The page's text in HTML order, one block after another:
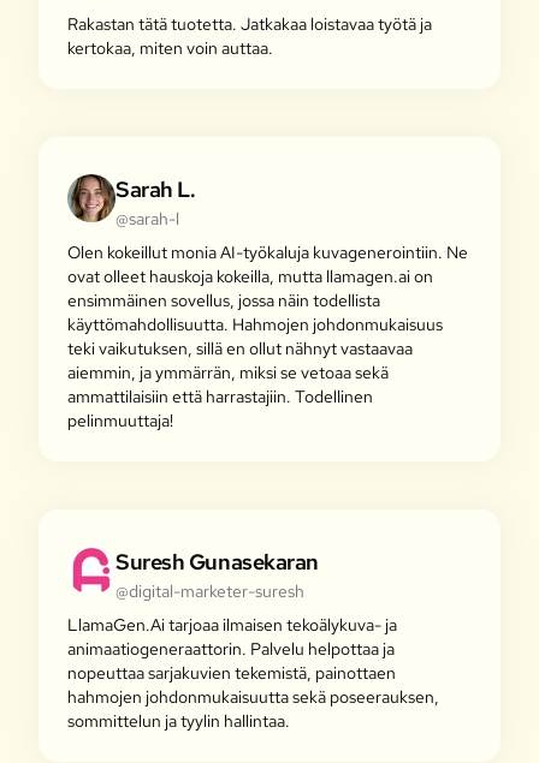
Rakastan tätä tuotetta. Jatkakaa loistavaa työtä ja
kertokaa, miten voin auttaa.
Sarah L.
@sarah-l
Olen kokeillut monia AI-työkaluja kuvagenerointiin. Ne
ovat olleet hauskoja kokeilla, mutta llamagen.ai on
ensimmäinen sovellus, jossa näin todellista
käyttömahdollisuutta. Hahmojen johdonmukaisuus
teki vaikutuksen, sillä en ollut nähnyt vastaavaa
aiemmin, ja ymmärrän, miksi se vetoaa sekä
ammattilaisiin että harrastajiin. Todellinen
pelinmuuttaja!
Suresh Gunasekaran
@digital-marketer-suresh
LlamaGen.Ai tarjoaa ilmaisen tekoälykuva- ja
animaatiogeneraattorin. Palvelu helpottaa ja
nopeuttaa sarjakuvien tekemistä, painottaen
hahmojen johdonmukaisuutta sekä poseerauksen,
sommittelun ja tyylin hallintaa.